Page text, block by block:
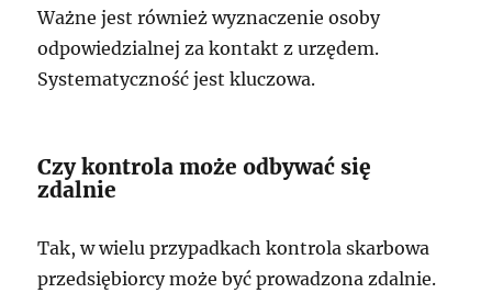
Ważne jest również wyznaczenie osoby
odpowiedzialnej za kontakt z urzędem.
Systematyczność jest kluczowa.
Czy kontrola może odbywać się
zdalnie
Tak, w wielu przypadkach kontrola skarbowa
przedsiębiorcy może być prowadzona zdalnie.